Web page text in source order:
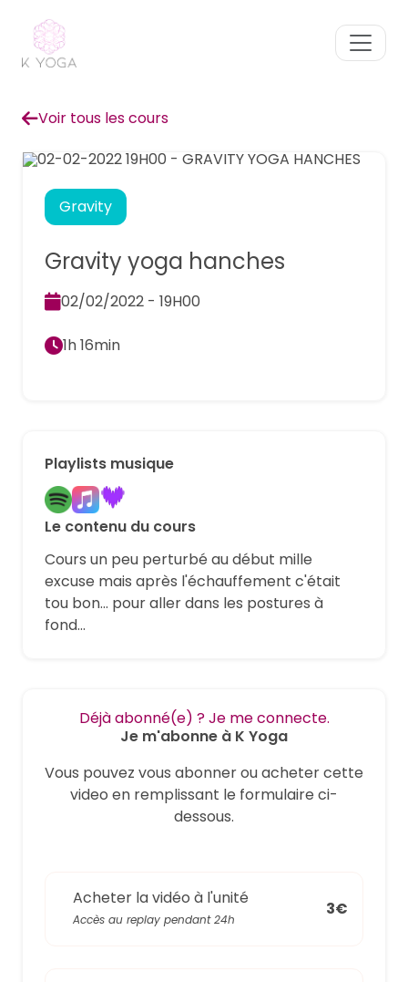
Voir tous les cours
Gravity
Gravity yoga hanches
02/02/2022 - 19H00
1h 16min
Playlists musique
Le contenu du cours
Cours un peu perturbé au début mille
excuse mais après l'échauffement c'était
tou bon... pour aller dans les postures à
fond...
Déjà abonné(e) ? Je me connecte.
Je m'abonne à K Yoga
Vous pouvez vous abonner ou acheter cette
video en remplissant le formulaire ci-
dessous.
Acheter la vidéo à l'unité
Accès au replay pendant 24h
3€